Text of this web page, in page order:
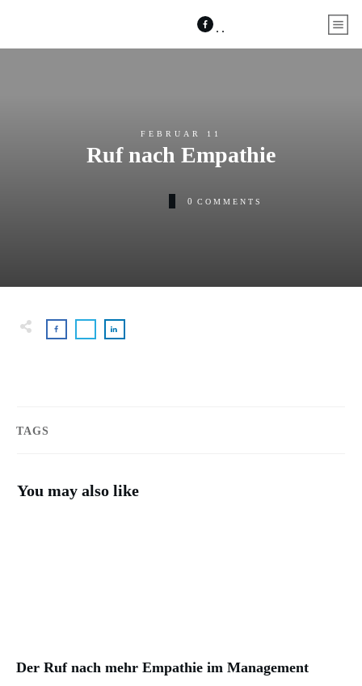
FEBRUAR 11
Ruf nach Empathie
0 COMMENTS
TAGS
You may also like
Der Ruf nach mehr Empathie im Management